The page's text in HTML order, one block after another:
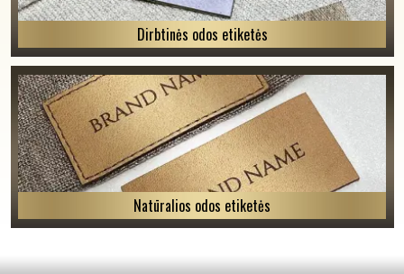
Dirbtinės odos etiketės
Natūralios odos etiketės